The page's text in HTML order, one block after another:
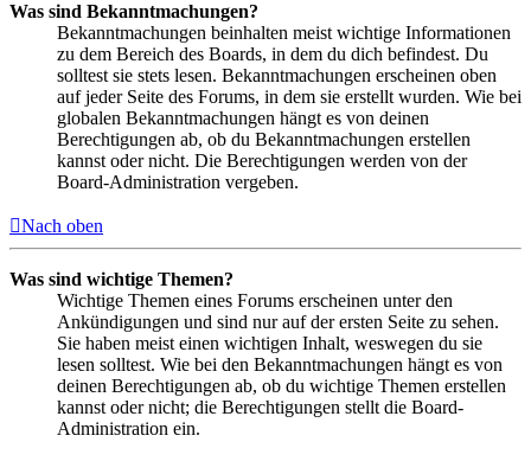
Was sind Bekanntmachungen?
Bekanntmachungen beinhalten meist wichtige Informationen
zu dem Bereich des Boards, in dem du dich befindest. Du
solltest sie stets lesen. Bekanntmachungen erscheinen oben
auf jeder Seite des Forums, in dem sie erstellt wurden. Wie bei
globalen Bekanntmachungen hängt es von deinen
Berechtigungen ab, ob du Bekanntmachungen erstellen
kannst oder nicht. Die Berechtigungen werden von der
Board-Administration vergeben.
Nach oben
Was sind wichtige Themen?
Wichtige Themen eines Forums erscheinen unter den
Ankündigungen und sind nur auf der ersten Seite zu sehen.
Sie haben meist einen wichtigen Inhalt, weswegen du sie
lesen solltest. Wie bei den Bekanntmachungen hängt es von
deinen Berechtigungen ab, ob du wichtige Themen erstellen
kannst oder nicht; die Berechtigungen stellt die Board-
Administration ein.